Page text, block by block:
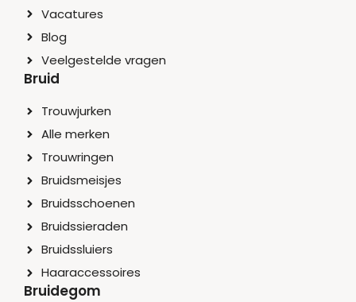
Vacatures
Blog
Veelgestelde vragen
Bruid
Trouwjurken
Alle merken
Trouwringen
Bruidsmeisjes
Bruidsschoenen
Bruidssieraden
Bruidssluiers
Haaraccessoires
Bruidegom